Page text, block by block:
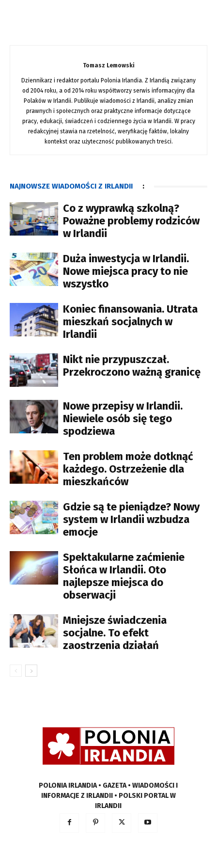
Tomasz Lemowski
Dziennikarz i redaktor portalu Polonia Irlandia. Z Irlandią związany
od 2004 roku, a od 2014 roku współtworzy serwis informacyjny dla
Polaków w Irlandii. Publikuje wiadomości z Irlandii, analizy zmian
prawnych i społecznych oraz praktyczne informacje dotyczące
pracy, edukacji, świadczeń i codziennego życia w Irlandii. W pracy
redakcyjnej stawia na rzetelność, weryfikację faktów, lokalny
kontekst oraz użyteczność publikowanych treści.
NAJNOWSZE WIADOMOŚCI Z IRLANDII :
Co z wyprawką szkolną?
Poważne problemy rodziców
w Irlandii
Duża inwestycja w Irlandii.
Nowe miejsca pracy to nie
wszystko
Koniec finansowania. Utrata
mieszkań socjalnych w
Irlandii
Nikt nie przypuszczał.
Przekroczono ważną granicę
Nowe przepisy w Irlandii.
Niewiele osób się tego
spodziewa
Ten problem może dotknąć
każdego. Ostrzeżenie dla
mieszkańców
Gdzie są te pieniądze? Nowy
system w Irlandii wzbudza
emocje
Spektakularne zaćmienie
Słońca w Irlandii. Oto
najlepsze miejsca do
obserwacji
Mniejsze świadczenia
socjalne. To efekt
zaostrzenia działań
POLONIA IRLANDIA • GAZETA • WIADOMOŚCI I
INFORMACJE Z IRLANDII • POLSKI PORTAL W
IRLANDII